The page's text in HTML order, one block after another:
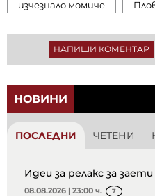
изчезнало момиче
НАПИШИ КОМЕНТАР
НОВИНИ
ПОСЛЕДНИ ЧЕТЕНИ
Идеи за релакс за
08.08.2026 | 23:00 ч. 7